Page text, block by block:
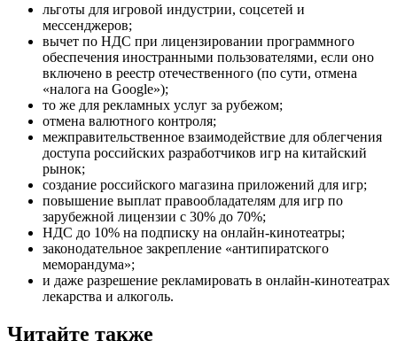
льготы для игровой индустрии, соцсетей и
мессенджеров;
вычет по НДС при лицензировании программного
обеспечения иностранными пользователями, если оно
включено в реестр отечественного (по сути, отмена
«налога на Google»);
то же для рекламных услуг за рубежом;
отмена валютного контроля;
межправительственное взаимодействие для облегчения
доступа российских разработчиков игр на китайский
рынок;
создание российского магазина приложений для игр;
повышение выплат правообладателям для игр по
зарубежной лицензии с 30% до 70%;
НДС до 10% на подписку на онлайн-кинотеатры;
законодательное закрепление «антипиратского
меморандума»;
и даже разрешение рекламировать в онлайн-кинотеатрах
лекарства и алкоголь.
Читайте также